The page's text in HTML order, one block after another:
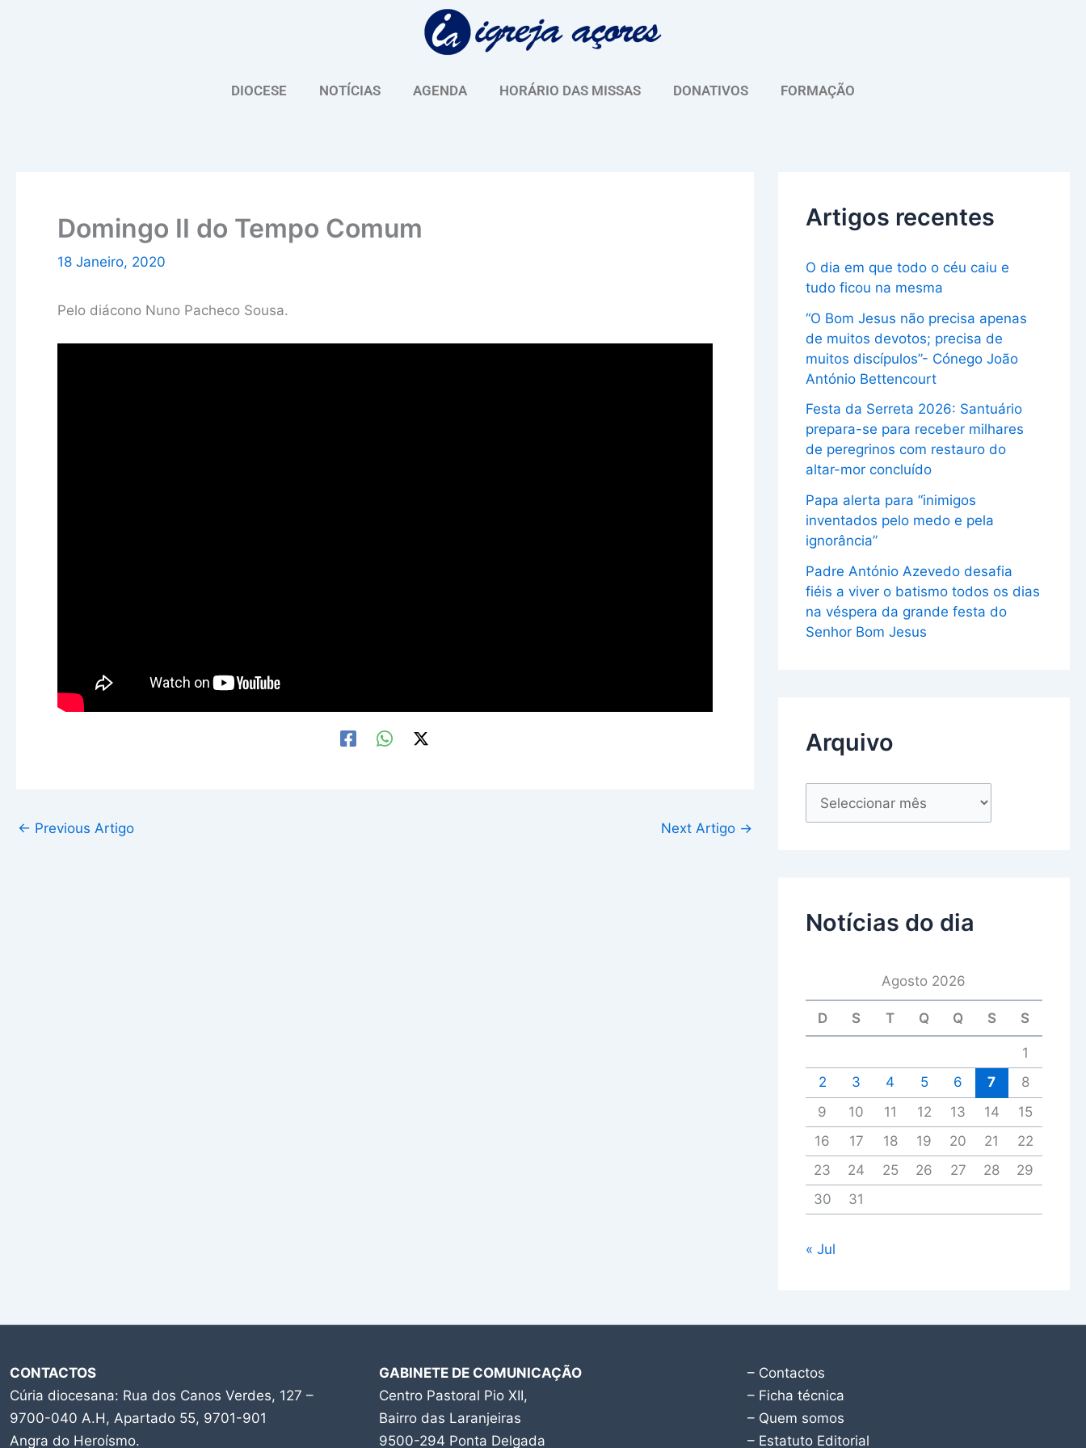
DIOCESE NOTÍCIAS AGENDA HORÁRIO DAS MISSAS DONATIVOS FORMAÇÃO
Domingo II do Tempo Comum
18 Janeiro, 2020
Pelo diácono Nuno Pacheco Sousa.
← Previous Artigo Next Artigo →
Artigos recentes
O dia em que todo o céu caiu e
tudo ficou na mesma
“O Bom Jesus não precisa apenas
de muitos devotos; precisa de
muitos discípulos”- Cónego João
António Bettencourt
Festa da Serreta 2026: Santuário
prepara-se para receber milhares
de peregrinos com restauro do
altar-mor concluído
Papa alerta para “inimigos
inventados pelo medo e pela
ignorância”
Padre António Azevedo desafia
fiéis a viver o batismo todos os dias
na véspera da grande festa do
Senhor Bom Jesus
Arquivo
u
Notícias do dia
Agosto 2026
D S T Q Q S S
1
2
3 4 5 6 7
8
9
10 11 12 13 14
15
16
17 18 19 20 21
22
23
24 25 26 27 28
29
30
31
« Jul
CONTACTOS
Cúria diocesana: Rua dos Canos Verdes, 127 –
9700-040 A.H, Apartado 55, 9701-901
Angra do Heroísmo.
GABINETE DE COMUNICAÇÃO
Centro Pastoral Pio XII,
Bairro das Laranjeiras
9500-294 Ponta Delgada
– Contactos
– Ficha técnica
– Quem somos
– Estatuto Editorial